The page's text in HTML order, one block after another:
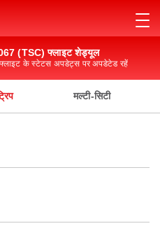
(TSC) फ्लाइट शेड्यूल
के स्टेटस अपडेट्स पर अपडेटेड रहें
मल्टी-सिटी